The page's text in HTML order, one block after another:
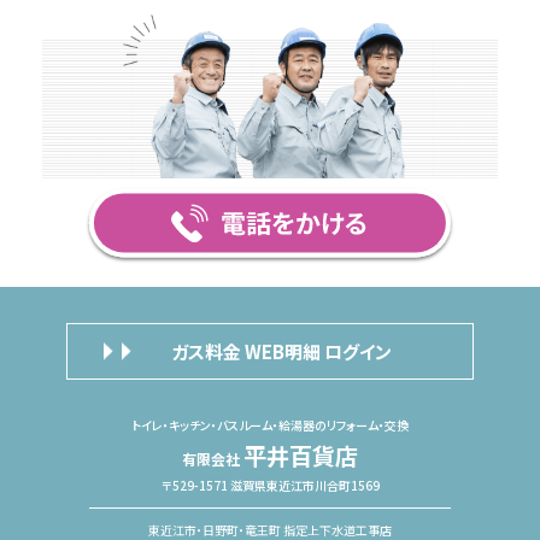
ガス料金 WEB明細 ログイン
トイレ・キッチン・バスルーム・給湯器のリフォーム・交換
有限会社 平井百貨店
〒529-1571 滋賀県東近江市川合町1569
東近江市・日野町・竜王町 指定上下水道工事店